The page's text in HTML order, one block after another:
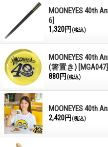
MOONEYES 40th
6]
1,320円 (税込)
MOONEYES 40th
(箸置き) [MGA047]
880円 (税込)
MOONEYES 40th
2,420円 (税込)